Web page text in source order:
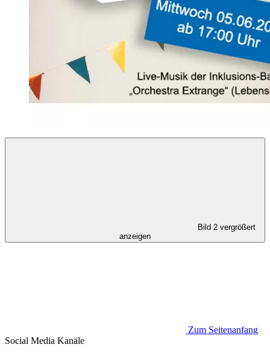
Bild 2 vergrößert
anzeigen
Zum Seitenanfang
Social Media Kanäle